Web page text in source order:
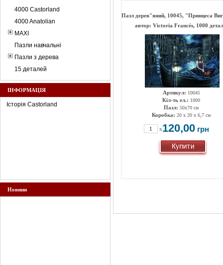
4000 Castorland
4000 Anatolian
MAXI
Пазли навчальні
Пазли з дерева
15 деталей
ІНФОРМАЦІЯ
Історія Castorland
Новини
Пазл дерев"яний, 10045, "Принцеса
автор: Victoria Francés, 1000
Артикул: 10045
Кіл-ть ел.: 1000
Пазл: 50х70 см
Коробка: 20 x 20 x 6,7 см
x120,00 грн